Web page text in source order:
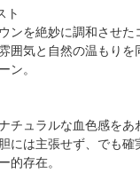
ト
ンを絶妙に調和させた
囲気と自然の温もりを
ン。
チュラルな血色感をあ
には主張せず、でも確
的存在。